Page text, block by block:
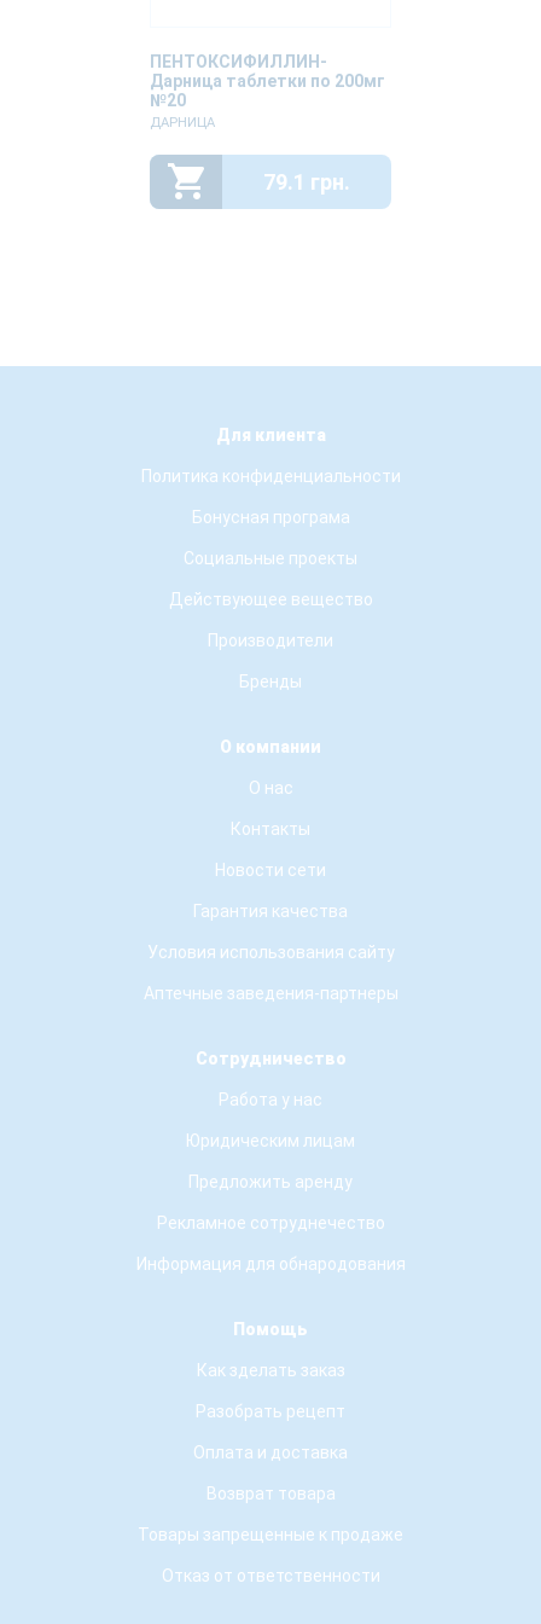
ПЕНТОКСИФИЛЛИН-
Дарница таблетки по 200мг
№20
ДАРНИЦА
79.1 грн.
Для клиента
Политика конфиденциальности
Бонусная програма
Социальные проекты
Действующее вещество
Производители
Бренды
О компании
О нас
Контакты
Новости сети
Гарантия качества
Условия использования сайту
Аптечные заведения-партнеры
Сотрудничество
Работа у нас
Юридическим лицам
Предложить аренду
Рекламное сотруднечество
Информация для обнародования
Помощь
Как зделать заказ
Разобрать рецепт
Оплата и доставка
Возврат товара
Товары запрещенные к продаже
Отказ от ответственности